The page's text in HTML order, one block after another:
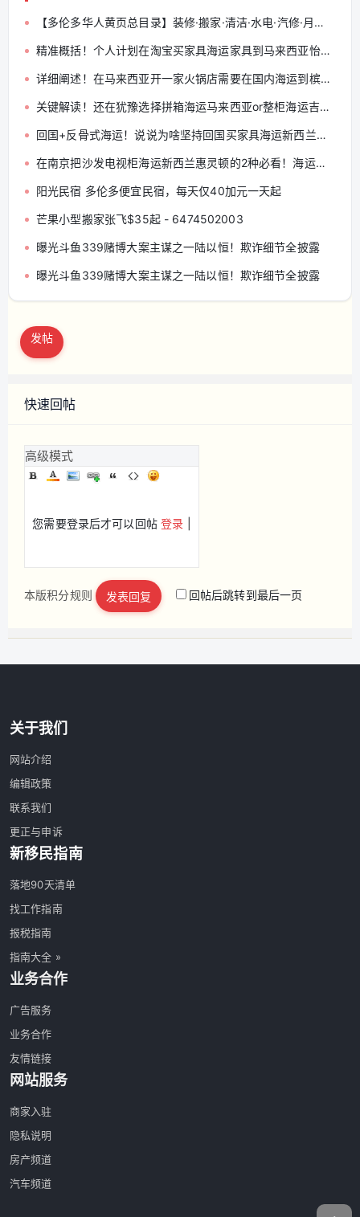
【多伦多华人黄页总目录】装修·搬家·清洁·水电·汽修·月嫂·会计律师 — 分类索引与发帖规范（收藏帖）
精准概括！个人计划在淘宝买家具海运家具到马来西亚怡保的必备好物清单！
详细阐述！在马来西亚开一家火锅店需要在国内海运到槟城的物品清单
关键解读！还在犹豫选择拼箱海运马来西亚or整柜海运吉隆玻的朋友们点进来看看
回国+反骨式海运！说说为啥坚持回国买家具海运新西兰奥克兰
在南京把沙发电视柜海运新西兰惠灵顿的2种必看！海运实例之一
阳光民宿 多伦多便宜民宿，每天仅40加元一天起
芒果小型搬家张飞$35起 - 6474502003
曝光斗鱼339赌博大案主谋之一陆以恒！欺诈细节全披露
曝光斗鱼339赌博大案主谋之一陆以恒！欺诈细节全披露
发帖
快速回帖
高级模式
您需要登录后才可以回帖登录
立即注册
本版积分规则 发表回复 回帖后跳转到最后一页
关于我们
网站介绍
编辑政策
联系我们
更正与申诉
新移民指南
落地90天清单
找工作指南
报税指南
指南大全 »
业务合作
广告服务
业务合作
友情链接
网站服务
商家入驻
隐私说明
房产频道
汽车频道